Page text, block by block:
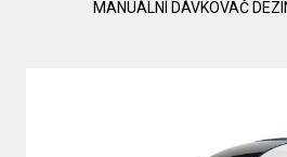
MANUÁLNÍ DÁVKOVAČ